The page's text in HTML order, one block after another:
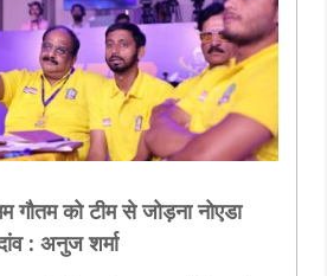
गौतम को टीम से जोड़ना नोएडा
: अनुज शर्मा